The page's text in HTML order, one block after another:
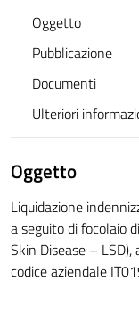
Oggetto
Pubblicazione
Documenti
Ulteriori
Oggetto
Liquidazione
a seguito di focolaio
Skin Disease –
codice aziendale